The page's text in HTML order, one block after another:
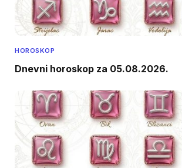
HOROSKOP
Dnevni horoskop za 05.08.2026.